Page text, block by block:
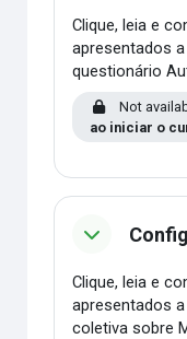
Clique, leia e
apresentados
questionário
Not
ao iniciar o
Clique, leia e
apresentados
coletiva sobre